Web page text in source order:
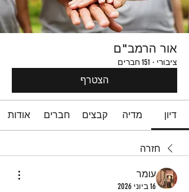
אור הרמב"ם
ציבורי · 151 חברים
הצטרף
דיון מדיה קבצים חברים אודות
חזרה
עומר
16 ביוני 2026